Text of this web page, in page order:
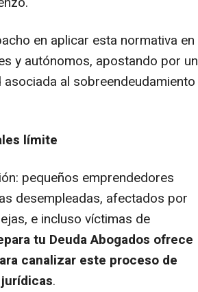
en aplicar esta normativa en
y autónomos, apostando por un
al sobreendeudamiento
límite
pequeños emprendedores
desempleadas, afectados por
e incluso víctimas de
tu Deuda Abogados ofrece
canalizar este proceso de
.